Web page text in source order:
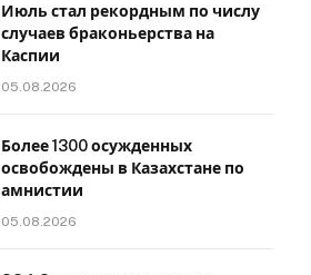
Июль стал рекордным по числу
случаев браконьерства на
Каспии
05.08.2026
Более 1300 осужденных
освобождены в Казахстане по
амнистии
05.08.2026